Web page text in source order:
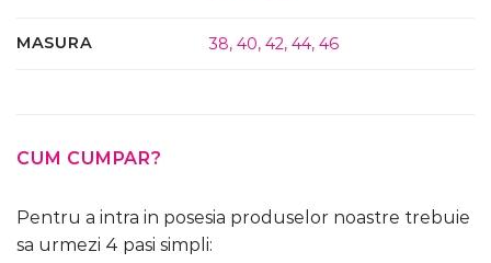
MASURA 38,40,42,44,46
CUM CUMPAR?
Pentru a intra in posesia produselor noastre trebuie
sa urmezi 4 pasi simpli: